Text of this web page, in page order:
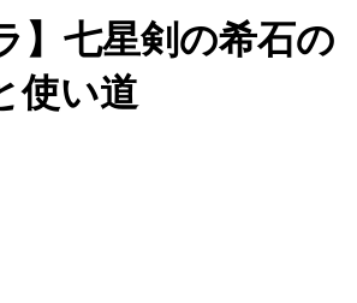
】七星剣の希石の
使い道